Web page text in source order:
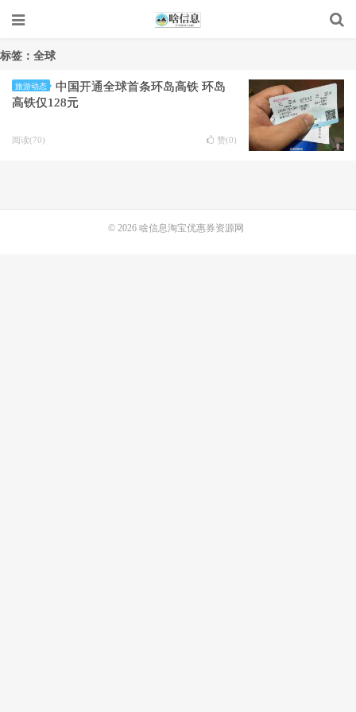
标签：全球
旅游动态
中国开通全球首条环岛高铁 环岛
高铁仅128元
阅读(70) 赞(0)
© 2026 啥信息淘宝优惠券资源网